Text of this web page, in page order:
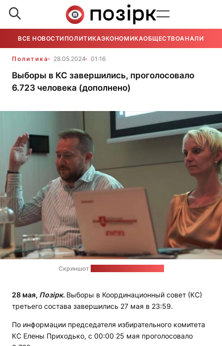
ВСЕ НОВОСТИ ПОЛИТИКАЭКОНОМИКАОБЩЕСТВОАНАЛИТИКА
Политика 28.05.2024 01:16
Выборы в КС завершились, проголосовало
6.723 человека (дополнено)
Скриншот
28 мая, Позірк. Выборы в Координационный совет (КС)
третьего состава завершились 27 мая в 23:59.
По информации председателя избирательного комитета
КС Елены Приходько, с 00:00 25 мая проголосовало